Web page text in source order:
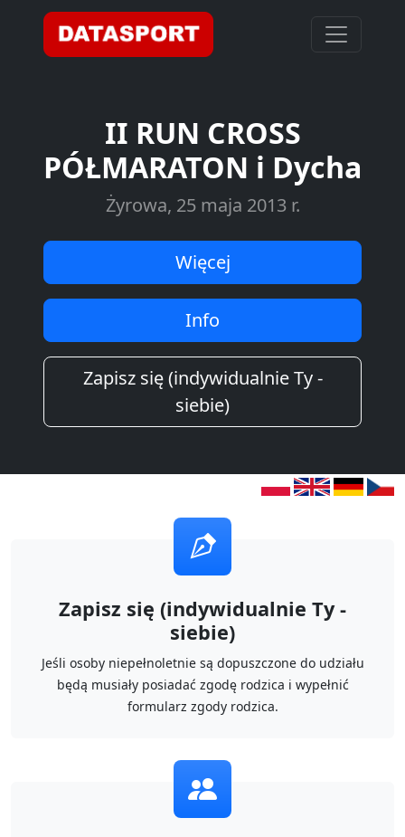
II RUN CROSS
PÓŁMARATON i Dycha
Żyrowa, 25 maja 2013 r.
Więcej
Info
Zapisz się (indywidualnie Ty -
siebie)
Zapisz się (indywidualnie Ty -
siebie)
Jeśli osoby niepełnoletnie są dopuszczone do udziału
będą musiały posiadać zgodę rodzica i wypełnić
formularz zgody rodzica.